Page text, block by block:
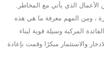
الأعمال الذي يأتي مع المخاطر.
، ومن المهم معرفة ما هي هذه
المركبة وسيلة قوية لبناء
والاستثمار مبكرًا وقمت بإعادة